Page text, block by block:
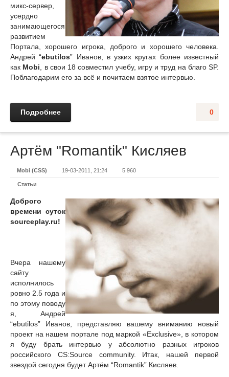
микс-сервер,
усердно
занимающегося
развитием
Портала, хорошего игрока, доброго и хорошего человека.
Андрей “ebutilos” Иванов, в узких кругах более известный
как Mobi , в свои 18 совместил учебу, игру и труд на благо SP.
Поблагодарим его за всё и почитаем взятое интервью.
0
Подробнее
Артём "Romantik" Кисляев
Mobi (CSS) 19-03-2011, 21:24 5 960
Статьи
Доброго
времени суток
sourceplay.ru!
Вчера нашему
сайту
исполнилось
ровно 2.5 года и
по этому поводу
я, Андрей
“ebutilos” Иванов, представляю вашему вниманию новый
проект на нашем портале под маркой «Exclusive», в котором
я буду брать интервью у абсолютно разных игроков
российского CS:Source community. Итак, нашей первой
звездой сегодня будет Артём “Romantik” Кисляев.